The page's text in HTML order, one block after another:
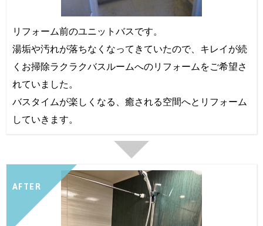
リフォーム前のユニットバスです。
湯垢や汚れが落ちなくなってきていたので、キレイが続
くお掃除ラクラクバスルームへのリフォームをご希望さ
れていました。
バスタイムが楽しくなる、癒される空間へとリフォーム
していきます。
AFTER